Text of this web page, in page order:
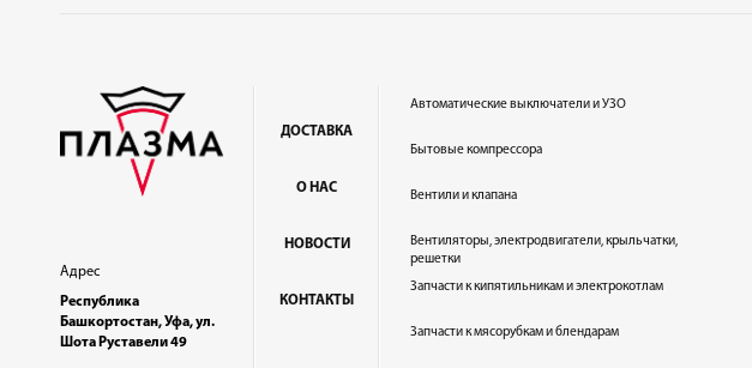
Адрес
Республика
Башкортостан, Уфа, ул.
Шота Руставели 49
ДОСТАВКА
О НАС
НОВОСТИ
КОНТАКТЫ
Автоматические выключатели и УЗО
Бытовые компрессора
Вентили и клапана
Вентиляторы, электродвигатели, крыльчатки,
решетки
Запчасти к кипятильникам и электрокотлам
Запчасти к мясорубкам и блендарам